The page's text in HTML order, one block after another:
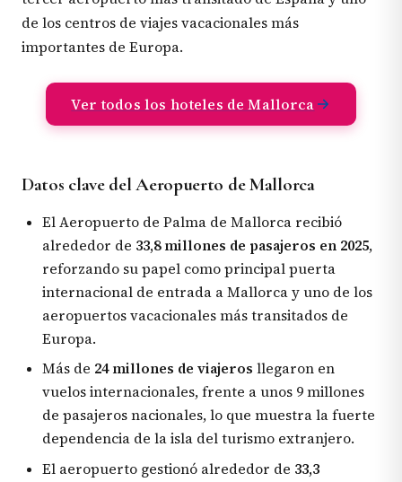
de los centros de viajes vacacionales más
importantes de Europa.
Ver todos los hoteles de Mallorca
Datos clave del Aeropuerto de Mallorca
El Aeropuerto de Palma de Mallorca recibió
alrededor de 33,8 millones de pasajeros en 2025,
reforzando su papel como principal puerta
internacional de entrada a Mallorca y uno de los
aeropuertos vacacionales más transitados de
Europa.
Más de 24 millones de viajeros llegaron en
vuelos internacionales, frente a unos 9 millones
de pasajeros nacionales, lo que muestra la fuerte
dependencia de la isla del turismo extranjero.
El aeropuerto gestionó alrededor de 33,3